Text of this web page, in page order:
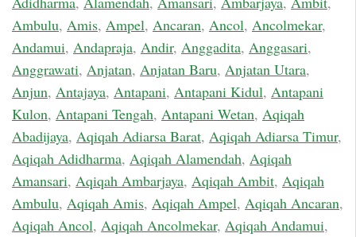
Ambulu, Amis, Ampel, Ancaran, Ancol, Ancolmekar,
Andamui, Andapraja, Andir, Anggadita, Anggasari,
Anggrawati, Anjatan, Anjatan Baru, Anjatan Utara,
Anjun, Antajaya, Antapani, Antapani Kidul, Antapani
Kulon, Antapani Tengah, Antapani Wetan, Aqiqah
Abadijaya, Aqiqah Adiarsa Barat, Aqiqah Adiarsa Timur,
Aqiqah Adidharma, Aqiqah Alamendah, Aqiqah
Amansari, Aqiqah Ambarjaya, Aqiqah Ambit, Aqiqah
Ambulu, Aqiqah Amis, Aqiqah Ampel, Aqiqah Ancaran,
Aqiqah Ancol, Aqiqah Ancolmekar, Aqiqah Andamui,